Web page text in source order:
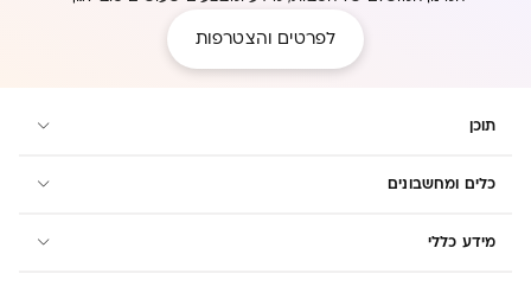
לפרטים והצטרפות
תוכן
כלים ומחשבונים
מידע כללי